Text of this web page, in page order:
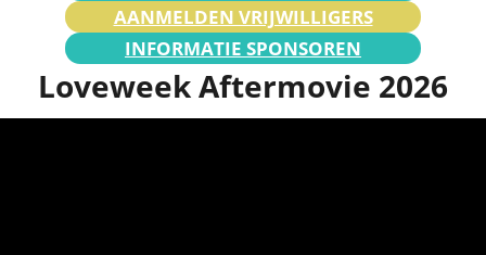
AANMELDEN VRIJWILLIGERS
INFORMATIE SPONSOREN
Loveweek Aftermovie 2026